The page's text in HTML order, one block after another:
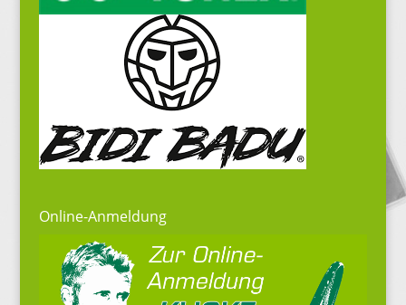
Online-Anmeldung